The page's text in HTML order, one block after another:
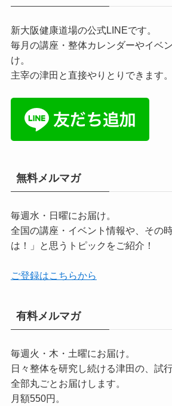
新大阪健康道場の公式LINEです。
毎月の講座・整体カレンダーやイベ
け。
主宰の津田と直接やりとりできます。
無料メルマガ
毎週水・日曜にお届け。
全国の講座・イベント情報や、その
は！」と思うトピックをご紹介！
ご登録はこちらから
有料メルマガ
毎週火・木・土曜にお届け。
日々整体を研究し続ける津田の、試
全部丸ごとお届けします。
月額550円。